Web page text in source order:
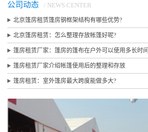
公司动态 / NEWS CENTER
北京篷房租赁篷房钢框架结构有哪些优势?
北京篷房租赁：怎么整理存放帐篷好呢?
篷房租赁厂家：篷房的篷布在户外可以使用多长时间
篷房租赁厂家介绍帐篷使用后的整理和存放
篷房租赁：室外篷房最大跨度能做多大?